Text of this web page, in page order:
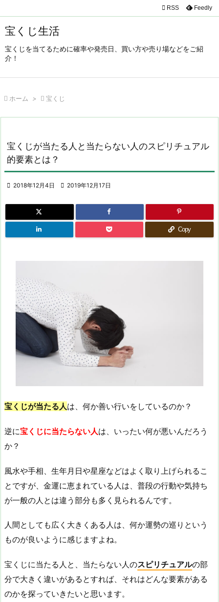
宝くじ生活
宝くじを当てるために確率や発売日、買い方や売り場などをご紹
介！

サイド
前へ
 RSS Feedly
 ホーム >  宝くじ
宝くじが当たる人と当たらない人のスピリチュアル
的要素とは？
 2018年12月4日  2019年12月17日
Copy
宝くじが当たる人は、何か善い行いをしているのか？
逆に宝くじに当たらない人は、いったい何が悪いんだろう
か？
風水や手相、生年月日や星座などはよく取り上げられるこ
とですが、金運に恵まれている人は、普段の行動や気持ち
が一般の人とは違う部分も多く見られるんです。
人間としても広く大きくある人は、何か運勢の巡りという
ものが良いように感じますよね。
宝くじに当たる人と、当たらない人のスピリチュアルの部
分で大きく違いがあるとすれば、それはどんな要素がある
のかを探っていきたいと思います。